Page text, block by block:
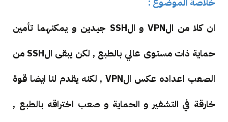
ان كلا من الVPN و الSSH جيدين و يمكنهما تأمين
حماية ذات مستوى عالي بالطبع , لكن يبقى الSSH من
الصعب اعداده عكس الVPN , لكنه يقدم لنا ايضا قوة
خارقة في التشفير و الحماية و صعب اختراقه بالطبع ,